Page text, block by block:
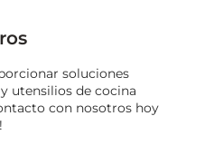
soluciones
utensilios de cocina
con nosotros hoy